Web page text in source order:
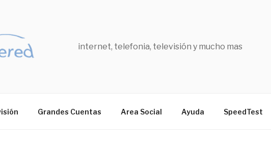
internet, telefonia, televisión y mucho mas
Grandes Cuentas Area Social Ayuda SpeedTest